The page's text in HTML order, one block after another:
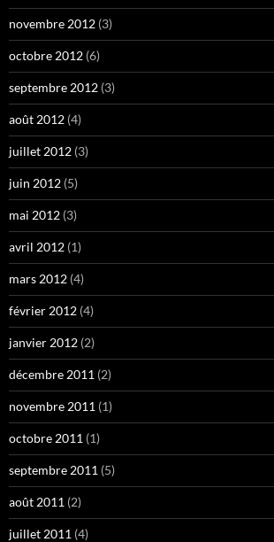
novembre 2012 (3)
octobre 2012 (6)
septembre 2012 (3)
août 2012 (4)
juillet 2012 (3)
juin 2012 (5)
mai 2012 (3)
avril 2012 (1)
mars 2012 (4)
février 2012 (4)
janvier 2012 (2)
décembre 2011 (2)
novembre 2011 (1)
octobre 2011 (1)
septembre 2011 (5)
août 2011 (2)
juillet 2011 (4)